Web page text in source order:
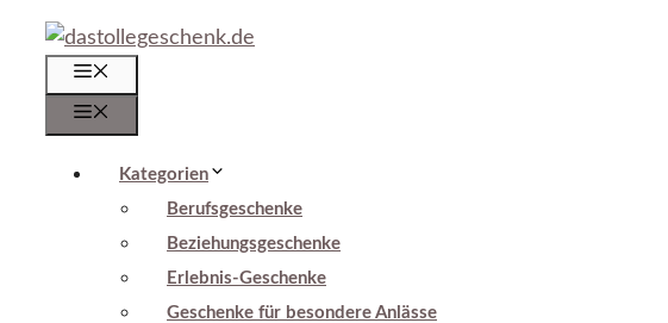
Zum
Inhalt
springen
Kategorien
Berufsgeschenke
Beziehungsgeschenke
Erlebnis-Geschenke
Geschenke für besondere Anlässe